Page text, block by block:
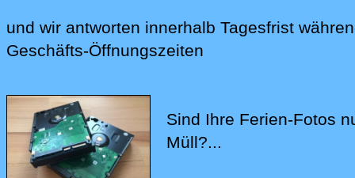
und wir antworten innerhalb Tagesfrist
Geschäfts-Öffnungszeiten
Sind Ihre Ferien-Fotos
Müll?...